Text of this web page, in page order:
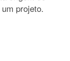
projeto.